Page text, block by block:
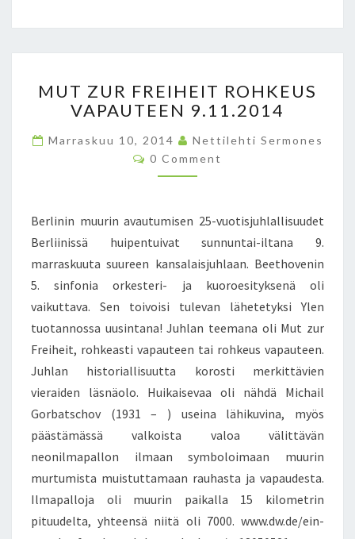
1
0
M
A
R
R
A
S
U
T
A
U
T
U
R
F
H
E
T
O
H
E
S
V
P
U
T
MUT ZUR FREIHEIT ROHKEUS
VAPAUTEEN 9.11.2014
Marraskuu 10, 2014
Nettilehti Sermones
C
O
N
T
S
0 Comment
Berlinin muurin avautumisen 25-vuotisjuhlallisuudet
Berliinissä huipentuivat sunnuntai-iltana 9.
marraskuuta suureen kansalaisjuhlaan. Beethovenin
5. sinfonia orkesteri- ja kuoroesityksenä oli
vaikuttava. Sen toivoisi tulevan lähetetyksi Ylen
tuotannossa uusintana! Juhlan teemana oli Mut zur
Freiheit, rohkeasti vapauteen tai rohkeus vapauteen.
Juhlan historiallisuutta korosti merkittävien
vieraiden läsnäolo. Huikaisevaa oli nähdä Michail
Gorbatschov (1931 – ) useina lähikuvina, myös
päästämässä valkoista valoa välittävän
neonilmapallon ilmaan symboloimaan muurin
murtumista muistuttamaan rauhasta ja vapaudesta.
Ilmapalloja oli muurin paikalla 15 kilometrin
pituudelta, yhteensä niitä oli 7000. www.dw.de/ein-